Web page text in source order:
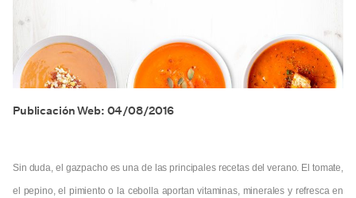
Publicación Web: 04/08/2016
Sin duda, el gazpacho es una de las principales recetas del verano. El tomate,
el pepino, el pimiento o la cebolla aportan vitaminas, minerales y refresca en